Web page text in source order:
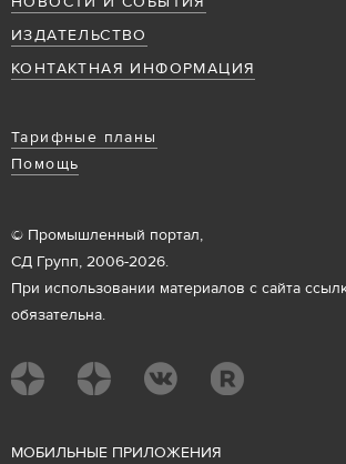
ИЗДАТЕЛЬСТВО
КОНТАКТНАЯ ИНФОРМАЦИЯ
Тарифные планы
Помощь
© Промышленный портал,
СД Групп, 2006-2026.
При использовании материалов с сайта
обязательна.
МОБИЛЬНЫЕ ПРИЛОЖЕНИЯ